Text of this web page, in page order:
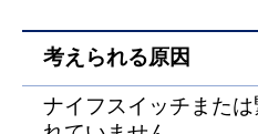
考えられる原因
ナイフスイッチまた